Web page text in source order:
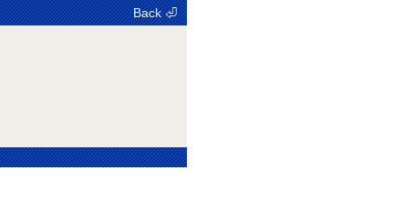
Back ⏎